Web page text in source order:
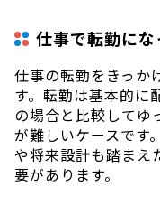
仕事で転勤にな
仕事の転勤をきっか
す。転勤は基本的に
の場合と比較してゆ
が難しいケースです
や将来設計も踏まえ
要があります。